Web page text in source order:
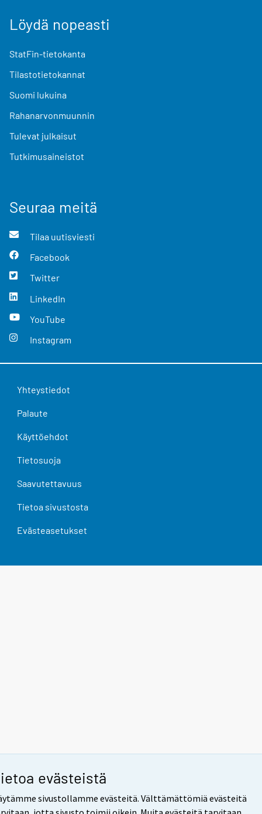
evästeistä
sivustollamme evästeitä. Välttämättömiä evästeitä
Löydä nopeasti
StatFin-tietokanta
Tilastotietokannat
Suomi lukuina
Rahanarvonmuunnin
Tulevat julkaisut
Tutkimusaineistot
Seuraa meitä
Tilaa uutisviesti
Facebook
Twitter
LinkedIn
YouTube
Instagram
Yhteystiedot
Palaute
Käyttöehdot
Tietosuoja
Saavutettavuus
Tietoa sivustosta
Evästeasetukset